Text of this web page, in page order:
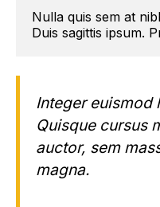
Nulla quis sem at
Duis sagittis ipsum.
Integer euismod
Quisque cursus
auctor, sem
magna.